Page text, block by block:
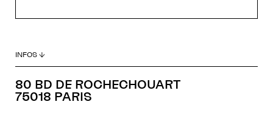
INFOS ↓
80 BD DE ROCHECHOUART
75018 PARIS